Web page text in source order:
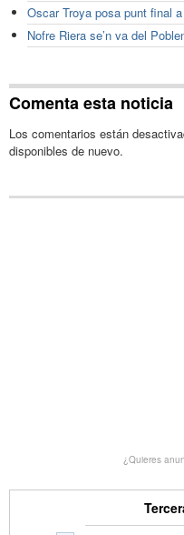
Oscar Troya posa punt final
Nofre Riera se’n va del
Comenta esta noticia
Los comentarios están
disponibles de nuevo.
¿Quieres